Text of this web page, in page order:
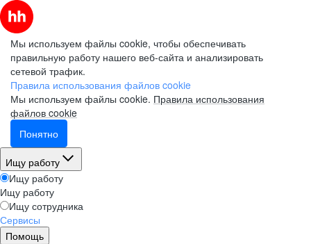
Мы используем файлы cookie, чтобы обеспечивать
правильную работу нашего веб-сайта и анализировать
сетевой трафик.
Правила использования файлов cookie
Мы используем файлы cookie. Правила использования
файлов cookie
Понятно
Ищу работу
Ищу работу
Ищу работу
Ищу сотрудника
Сервисы
Помощь